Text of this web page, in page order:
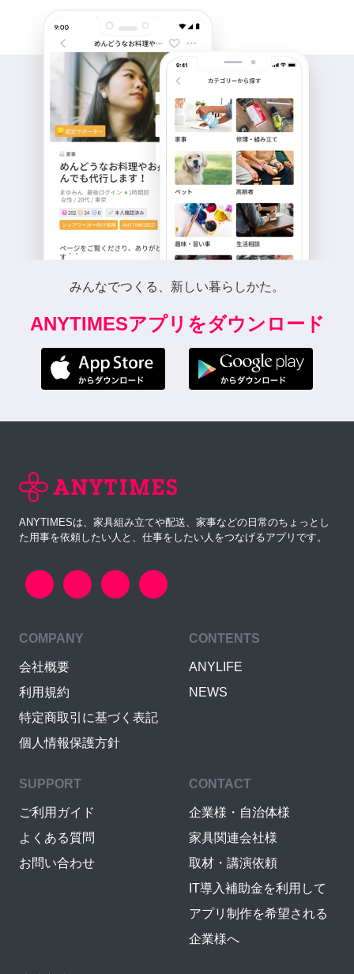
みんなでつくる、新しい暮らしかた。
ANYTIMESアプリをダウンロード
ANYTIMESは、家具組み立てや配送、家事などの日常のちょっとし
た用事を依頼したい人と、仕事をしたい人をつなげるアプリです。
COMPANY
会社概要
利用規約
特定商取引に基づく表記
個人情報保護方針
CONTENTS
ANYLIFE
NEWS
SUPPORT
ご利用ガイド
よくある質問
お問い合わせ
CONTACT
企業様・自治体様
家具関連会社様
取材・講演依頼
IT導入補助金を利用して
アプリ制作を希望される
企業様へ